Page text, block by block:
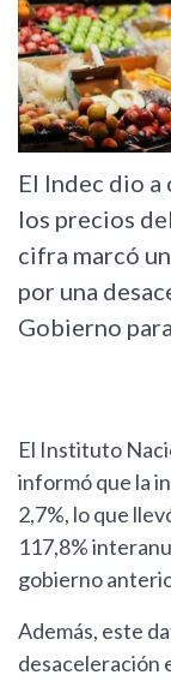
El Indec dio
los precios
cifra marcó
por una
Gobierno
El Instituto
informó que la
2,7%, lo que
117,8%
gobierno
Además, este
desaceleración